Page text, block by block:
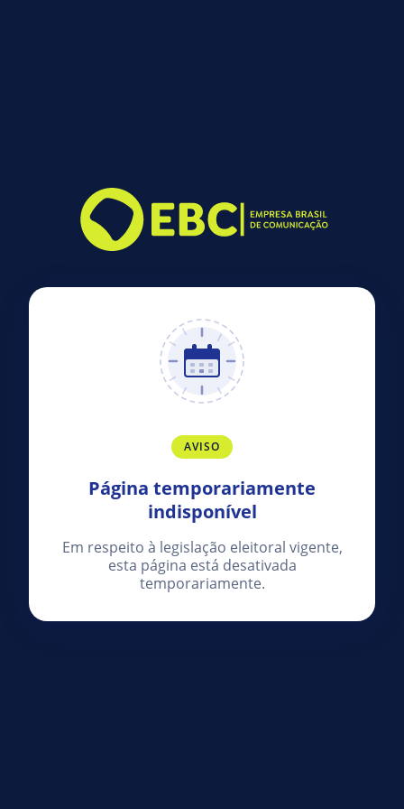
AVISO
Página temporariamente
indisponível
Em respeito à legislação eleitoral vigente,
esta página está desativada
temporariamente.